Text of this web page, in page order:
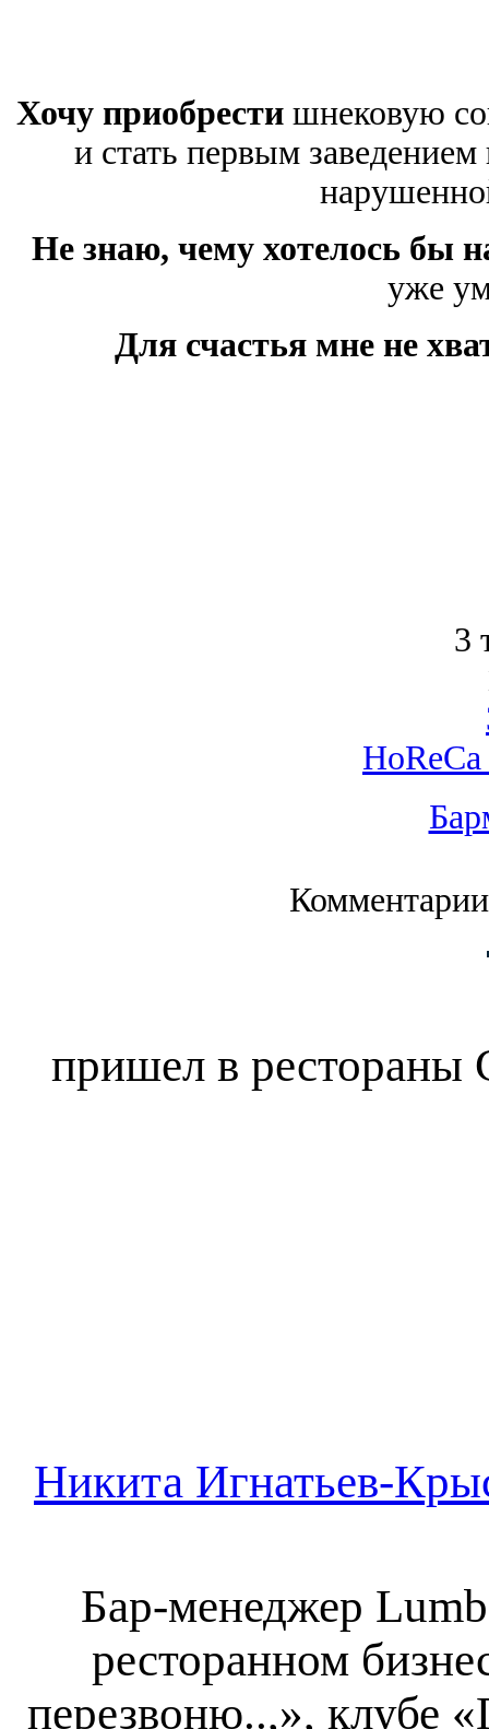
Хочу приобрестишнековую
и стать первым заведением
Не знаю, чему хотелось бы
уже
Для счастья мне не
3
пришел в рестораны
Никита Игнатьев-
Бар-менеджер
ресторанном
перезвоню..,», клубе